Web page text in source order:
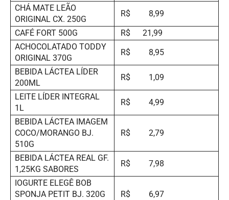
CHÁ MATE LEÃO
ORIGINAL CX. 250G
R$ 8,99
CAFÉ FORT 500G
R$ 21,99
ACHOCOLATADO TODDY
ORIGINAL 370G
R$ 8,95
BEBIDA LÁCTEA LÍDER
200ML
R$ 1,09
LEITE LÍDER INTEGRAL
1L
R$ 4,99
BEBIDA LÁCTEA IMAGEM
COCO/MORANGO BJ.
510G
R$ 2,79
BEBIDA LÁCTEA REAL GF.
1,25KG SABORES
R$ 7,98
IOGURTE ELEGÊ BOB
SPONJA PETIT BJ. 320G
R$ 6,97